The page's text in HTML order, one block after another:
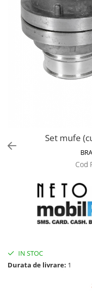
Scutere electrice
Scutere pe benzina
Tricicluri cargo fara
Tricicluri persoane
Trotinete electrice
Motoburghie si
Accesorii motoburghie
Drujbe, fierastraie
Drujbe pe benzina
Drujbe cu acumulator
Consumabile drujbe,
Drujbe electrice
Unelte electrice busteni
Batoze - mori desfacat
Set mufe
Cod
IN STOC
Durata de livrare: 1